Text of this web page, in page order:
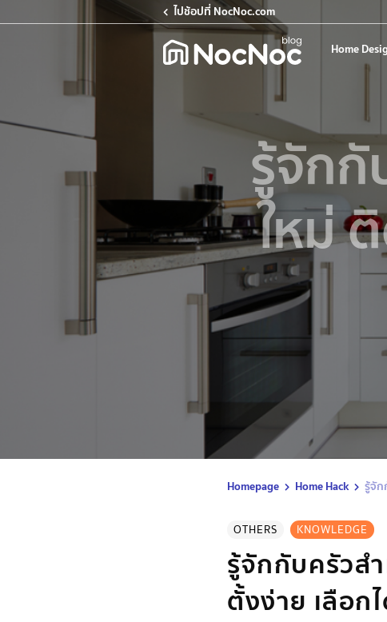
ไปช้อปที่ NocNoc.com
Home
รู้จักกั
ใหม่
Homepage Home Hack รู้จัก
OTHERS KNOWLEDGE
รู้จักกับครัวสํ
ตั้งง่าย เลือก